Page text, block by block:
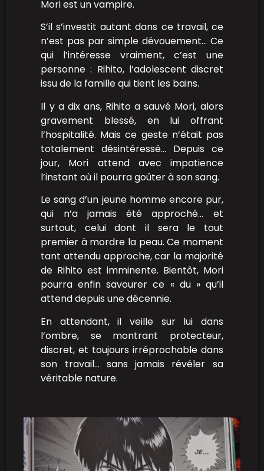
Mori est un vampire.
S’il s’investit autant dans ce travail, ce
n’est pas par simple dévouement… Ce
qui l’intéresse vraiment, c’est une
personne : Rihito, l’adolescent discret
issu de la famille qui tient les bains.
Il y a dix ans, Rihito a sauvé Mori, alors
gravement blessé, en lui offrant
l’hospitalité. Mais ce geste n’était pas
totalement désintéressé… Depuis ce
jour, Mori attend avec impatience
l’instant où il pourra goûter à son sang.
Le sang d’un jeune homme encore pur,
qui n’a jamais été approché… et
surtout, celui dont il sera le tout
premier à mordre la peau. Ce moment
tant attendu approche, car la majorité
de Rihito est imminente. Bientôt, Mori
pourra enfin savourer ce « du » qu’il
attend depuis une décennie.
En attendant, il veille sur lui dans
l’ombre, se montrant protecteur,
discret, et toujours irréprochable dans
son travail… sans jamais révéler sa
véritable nature.